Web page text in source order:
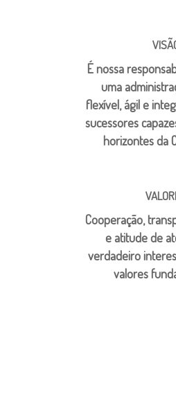
É nossa
uma
flexível, ágil e
sucessores
horizontes da
Cooperação,
e atitude de
verdadeiro
valores